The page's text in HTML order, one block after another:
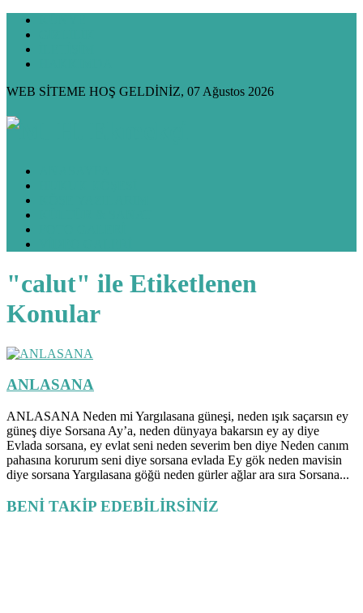
WEB SİTEME HOŞ GELDİNİZ, 07 Ağustos 2026
"calut" ile Etiketlenen
Konular
ANLASANA
ANLASANA Neden mi Yargılasana güneşi, neden ışık saçarsın ey
güneş diye Sorsana Ay’a, neden dünyaya bakarsın ey ay diye
Evlada sorsana, ey evlat seni neden severim ben diye Neden canım
pahasına korurum seni diye sorsana evlada Ey gök neden mavisin
diye sorsana Yargılasana göğü neden gürler ağlar ara sıra Sorsana...
BENİ TAKİP EDEBİLİRSİNİZ